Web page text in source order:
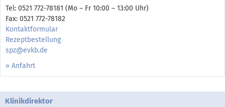
Tel: 0521 772-78181 (Mo – Fr 10:00 – 13:00 Uhr)
Fax: 0521 772-78182
Kontaktformular
Rezeptbestellung​​​​​​​
spz@evkb.de
» Anfahrt
Klinikdirektor